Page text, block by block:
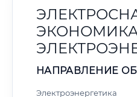
НАПРАВЛЕНИЕ
Электроэнергетика